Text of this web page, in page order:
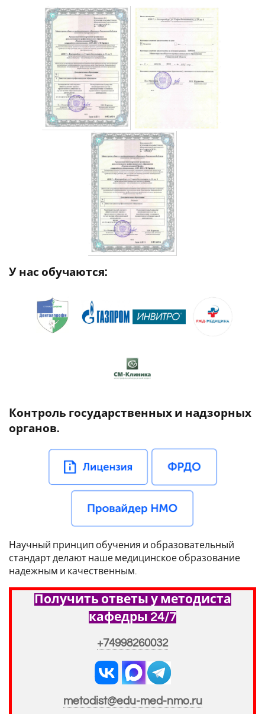
У нас обучаются:
Контроль государственных и надзорных
органов.
Научный принцип обучения и образовательный
стандарт делают наше медицинское образование
надежным и качественным.
Получить ответы у методиста
кафедры 24/7
+74998260032
metodist@edu-med-nmo.ru